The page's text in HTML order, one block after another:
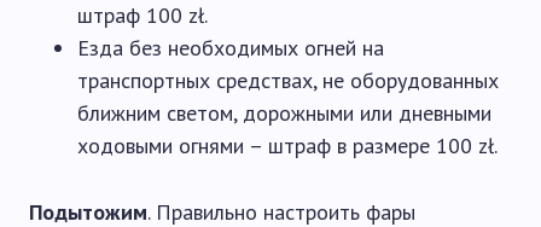
штраф 100 zł.
Езда без необходимых огней на
транспортных средствах, не оборудованных
ближним светом, дорожными или дневными
ходовыми огнями – штраф в размере 100 zł.
Подытожим. Правильно настроить фары